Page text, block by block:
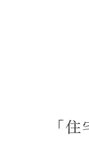
「